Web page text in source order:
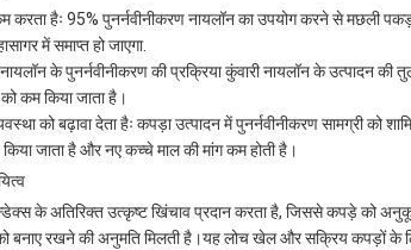
करता हैः 95% पुनर्नवीनीकरण नायलॉन का उपयोग करने से मछली
में समाप्त हो जाएगा.
नायलॉन के पुनर्नवीनीकरण की प्रक्रिया कुंवारी नायलॉन के उत्पादन
को कम किया जाता है।
को बढ़ावा देता हैः कपड़ा उत्पादन में पुनर्नवीनीकरण सामग्री
किया जाता है और नए कच्चे माल की मांग कम होती है।
के अतिरिक्त उत्कृष्ट खिंचाव प्रदान करता है, जिससे कपड़े को
बनाए रखने की अनुमति मिलती है।यह लोच खेल और सक्रिय कपड़ों के